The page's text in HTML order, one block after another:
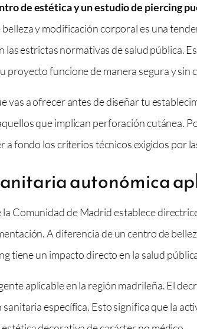
de estética y un estudio de piercing
y modificación corporal es una
las estrictas normativas de salud pública.
proyecto funcione de manera segura y
vas a ofrecer antes de diseñar tu
que implican perforación cutánea.
a fondo los criterios técnicos exigidos
autonómica
la Comunidad de Madrid establece
A diferencia de un centro de
tiene un impacto directo en la salud
aplicable en la región madrileña. El
específica. Esto significa que la